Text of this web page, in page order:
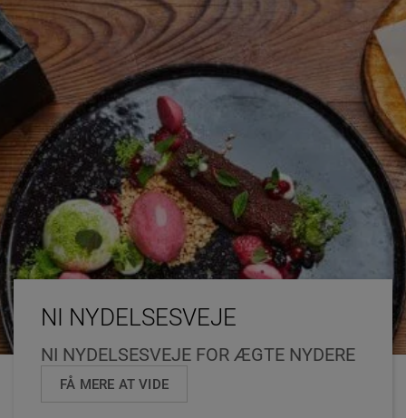
NI NYDELSESVEJE
NI NYDELSESVEJE FOR ÆGTE NYDERE
FÅ MERE AT VIDE